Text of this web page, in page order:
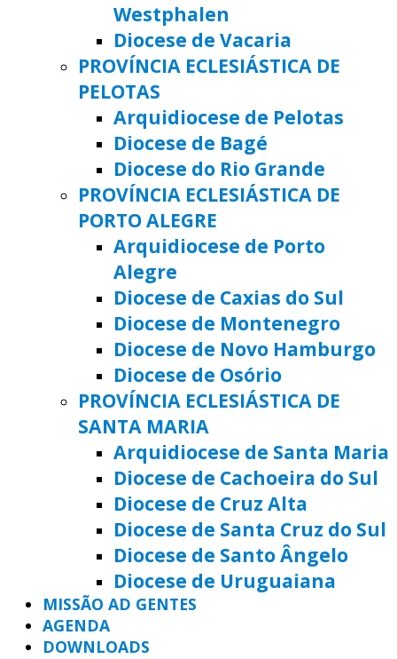
Westphalen
Diocese de Vacaria
PROVÍNCIA ECLESIÁSTICA DE
PELOTAS
Arquidiocese de Pelotas
Diocese de Bagé
Diocese do Rio Grande
PROVÍNCIA ECLESIÁSTICA DE
PORTO ALEGRE
Arquidiocese de Porto
Alegre
Diocese de Caxias do Sul
Diocese de Montenegro
Diocese de Novo Hamburgo
Diocese de Osório
PROVÍNCIA ECLESIÁSTICA DE
SANTA MARIA
Arquidiocese de Santa Maria
Diocese de Cachoeira do Sul
Diocese de Cruz Alta
Diocese de Santa Cruz do Sul
Diocese de Santo Ângelo
Diocese de Uruguaiana
MISSÃO AD GENTES
AGENDA
DOWNLOADS